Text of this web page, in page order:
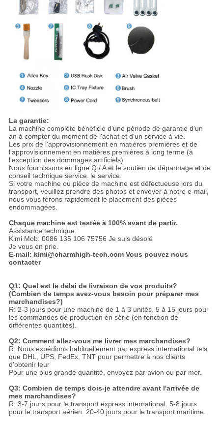
La garantie:
La machine complète bénéficie d'une période de garantie d'un
an à compter du moment de l'achat et d'un service à vie.
Les prix de l'approvisionnement en matières premières et de
l'approvisionnement en matières premières à long terme (à
l'exception des dommages artificiels)
Nous fournissons en ligne Q / A et le soutien de dépannage et de
conseil technique service. le service.
Si votre machine ou pièce de machine est défectueuse lors du
transport, veuillez prendre des photos et envoyer à notre e-mail,
nous vous ferons rapidement le placement des pièces
endommagées.
Chaque machine est testée à 100% avant de partir.
Assistance technique:
Kimi Mob: 0086 135 106 75756 Je suis désolé
Je vous en prie.
E-mail: kimi@charmhigh-tech.com Vous pouvez nous
contacter
Q1: Quel est le délai de livraison de vos produits?
(Combien de temps avez-vous besoin pour préparer mes
marchandises?)
R: 2-3 jours pour une machine de 1 à 3 unités. 5 à 15 jours pour
les commandes de production en série (en fonction de
différentes quantités).
Q2: Comment allez-vous me livrer mes marchandises?
R: Nous expédions habituellement par express international tels
que DHL, UPS, FedEx, TNT pour permettre à nos clients
d'obtenir leur
Pour une plus grande quantité, envoyez par avion ou par mer.
Q3: Combien de temps dois-je attendre avant l'arrivée de
mes marchandises?
R: 3-7 jours pour le transport express international. 5-8 jours
pour le transport aérien. 20-40 jours pour le transport maritime.